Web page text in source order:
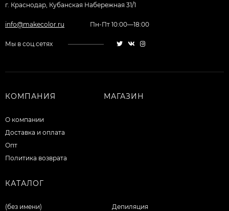
г. Краснодар, Кубанская Набережная 31/1
info@makecolor.ru Пн-Пт 10:00—18:00
Мы в соц.сетях
КОМПАНИЯ
О компании
Доставка и оплата
Опт
Политика возврата
МАГАЗИН
КАТАЛОГ
(без имени)
Депиляция